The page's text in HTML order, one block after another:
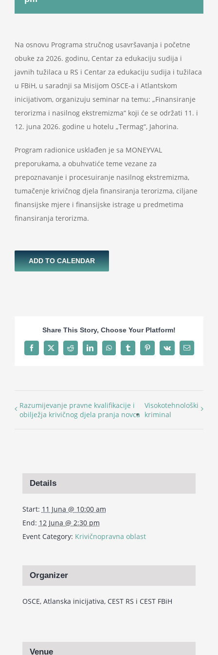
Novosti
Kontakt
Search
for:
Na osnovu Programa stručnog usavršavanja i početne
obuke za 2026. godinu, Centar za edukaciju sudija i
javnih tužilaca u RS i Centar za edukaciju sudija i tužilaca
u FBiH, u saradnji sa Misijom OSCE-a i Atlantskom
inicijativom, organizuju seminar na temu: „Finansiranje
terorizma i nasilnog ekstremizma“ koji će se održati 11. i
12. juna 2026. godine u hotelu „Termag“, Jahorina.
Program radionice usklađen je sa MONEYVAL
preporukama, a obuhvatiće teme vezane za
prepoznavanje i procesuiranje nasilnog ekstremizma,
tumačenje krivičnog djela finansiranja terorizma, ciljane
finansijske mjere i finansijske istrage u predmetima
finansiranja terorizma.
ADD TO CALENDAR
Share This Story, Choose Your Platform!
Facebook
X Reddit LinkedInWhatsAppTumblrPinterest
Vk Email
Razumijevanje pravne kvalifikacije i
obilježja krivičnog djela pranja novca
Visokotehnološki
kriminal
Details
Start: 11 Juna @ 10:00 am
End: 12 Juna @ 2:30 pm
Event Category: Krivičnopravna oblast
Organizer
OSCE, Atlanska inicijativa, CEST RS i CEST FBiH
Venue